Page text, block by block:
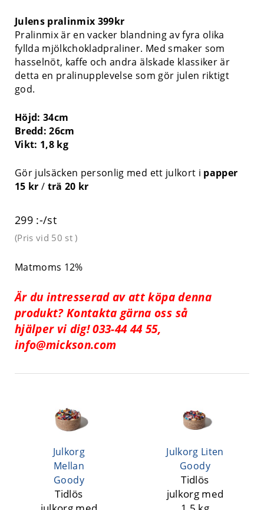
Julens pralinmix 399kr
Pralinmix är en vacker blandning av fyra olika
fyllda mjölkchokladpraliner. Med smaker som
hasselnöt, kaffe och andra älskade klassiker är
detta en pralinupplevelse som gör julen riktigt
god.
Höjd: 34cm
Bredd: 26cm
Vikt: 1,8 kg
Gör julsäcken personlig med ett julkort i papper
15 kr / trä 20 kr
299 :-/st
(Pris vid 50 st)
Matmoms 12%
Är du intresserad av att köpa denna
produkt? Kontakta gärna oss så
hjälper vi dig! 033-44 44 55,
info@mickson.com
Julkorg
Mellan
Goody
Tidlös
Julkorg Liten
Goody
Tidlös
julkorg med